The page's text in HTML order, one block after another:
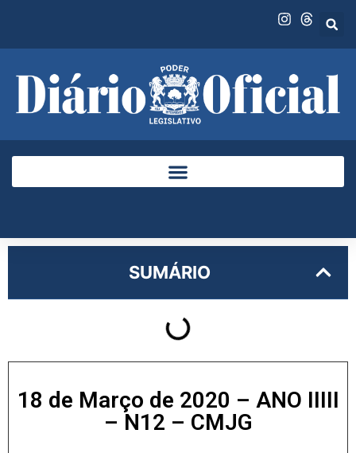
SUMÁRIO
18 de Março de 2020 – ANO IIIII
– N12 – CMJG